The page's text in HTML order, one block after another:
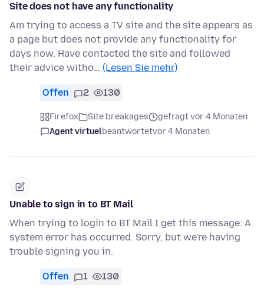
Site does not have any functionality
Am trying to access a TV site and the site appears as
a page but does not provide any functionality for
days now. Have contacted the site and followed
their advice witho… (Lesen Sie mehr)
Offen 2 130
Firefox Site breakages
gefragt vor 4 Monaten
Agent virtuelbeantwortetvor 4 Monaten
Unable to sign in to BT Mail
When trying to login to BT Mail I get this message: A
system error has occurred. Sorry, but we're having
trouble signing you in.
Offen 1 130